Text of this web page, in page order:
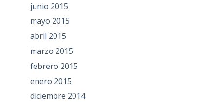
junio 2015
mayo 2015
abril 2015
marzo 2015
febrero 2015
enero 2015
diciembre 2014